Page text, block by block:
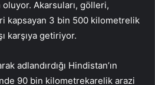
oluyor. Akarsuları, gölleri,
kapsayan 3 bin 500 kilometrelik
karşıya getiriyor.
adlandırdığı Hindistan’ın
90 bin kilometrekarelik arazi